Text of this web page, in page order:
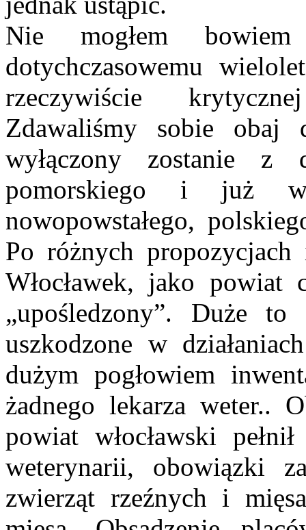
Nie mogłem
dotychczasowemu
rzeczywiście
Zdawaliśmy sobie obaj
wyłączony zostanie z
pomorskiego i już
nowopowstałego,
Po różnych propozycjach
Włocławek, jako
„upośledzony”. Duże
uszkodzone w
dużym pogłowiem
żadnego lekarza weter..
powiat włocławski
weterynarii, obowiązki
zwierząt rzeźnych i